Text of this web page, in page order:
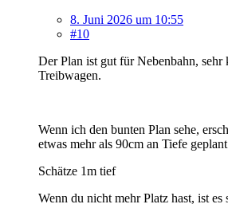
8. Juni 2026 um 10:55
#10
Der Plan ist gut für Nebenbahn, sehr
Treibwagen.
Wenn ich den bunten Plan sehe,
etwas mehr als 90cm an Tiefe
Schätze 1m tief
Wenn du nicht mehr Platz hast, ist es